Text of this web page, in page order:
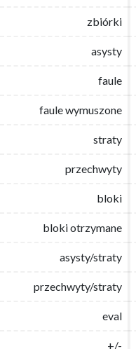
zbiórki
asysty
faule
faule wymuszone
straty
przechwyty
bloki
bloki otrzymane
asysty/straty
przechwyty/straty
eval
+/-
zbiórki
asysty
faule
faule wymuszone
straty
przechwyty
bloki
bloki otrzymane
asysty/straty
przechwyty/straty
eval
+/-